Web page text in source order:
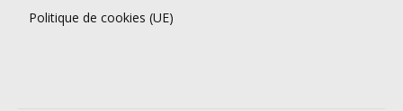
Politique de cookies (UE)